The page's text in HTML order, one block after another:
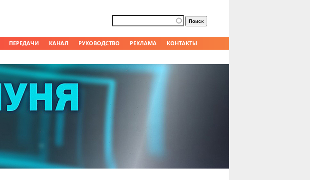
ПЕРЕДАЧИ КАНАЛ РУКОВОДСТВО РЕКЛАМА КОНТАКТЫ
Форма поиска
Поиск